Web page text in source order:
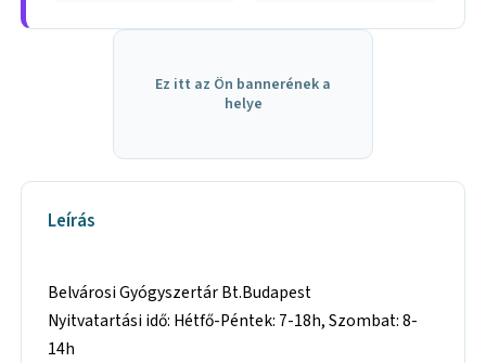
Ez itt az Ön bannerének a
helye
Leírás
Belvárosi Gyógyszertár Bt.Budapest
Nyitvatartási idő: Hétfő-Péntek: 7-18h, Szombat: 8-
14h